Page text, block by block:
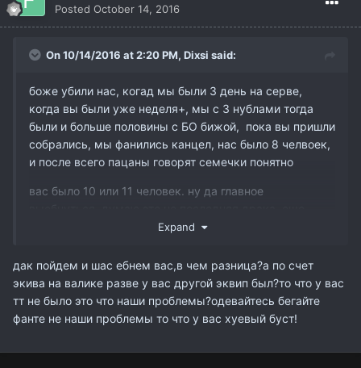
Posted October 14, 2016
On 10/14/2016 at 2:20 PM, Dixsi said:
боже убили нас, когад мы были 3 день на серве,
когда вы были уже неделя+, мы с 3 нублами тогда
были и больше половины с БО бижой, пока вы пришли
собрались, мы фанились канцел, нас было 8 челвоек,
и после всего пацаны говорят семечки понятно
вас было 10 или 11 человек. ну да главное
пересекемся только уже в равном составе и эквипе
Expand
дак пойдем и шас ебнем вас,в чем разница?а по счет
экива на валике разве у вас другой эквип был?то что у вас
тт не было это что наши проблемы?одевайтесь бегайте
фанте не наши проблемы то что у вас хуевый буст!